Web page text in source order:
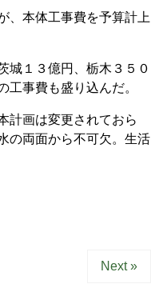
、本体工事費を予算計上
城１３億円、栃木３５０
事費も盛り込んだ。
計画は変更されておら
の両面から不可欠。生活
Next »